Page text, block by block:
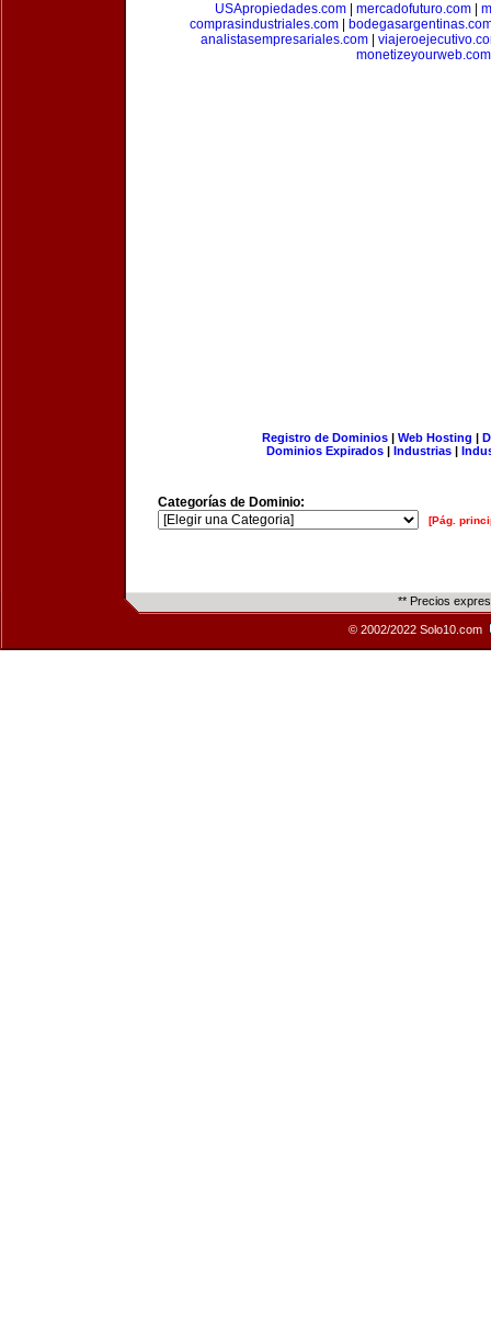
USApropiedades.com| mercadofuturo.com|
comprasindustriales.com
analistasempresariales.com
monetizeyourweb.com
Registro de Dominios| Web Hosting |
Dominios Expirados | Industrias |
Categorías de Dominio:
[Pág.
** Precios
© 2002/2022 Solo10.com